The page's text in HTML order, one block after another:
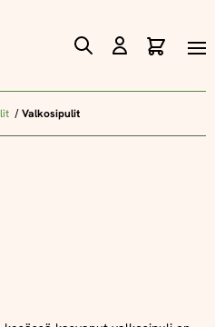
Skip
Content
Valkosipulit